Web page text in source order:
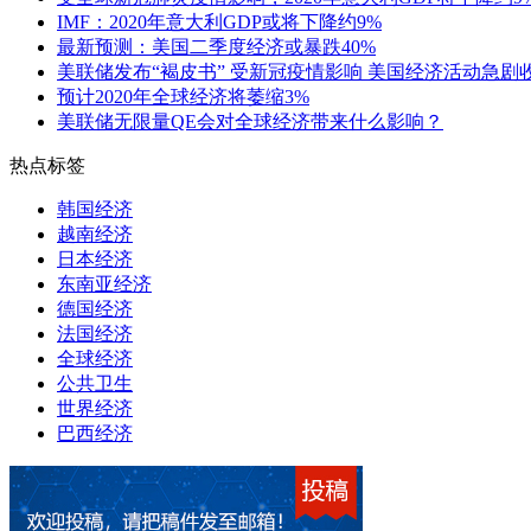
IMF：2020年意大利GDP或将下降约9%
最新预测：美国二季度经济或暴跌40%
美联储发布“褐皮书” 受新冠疫情影响 美国经济活动急剧
预计2020年全球经济将萎缩3%
美联储无限量QE会对全球经济带来什么影响？
热点标签
韩国经济
越南经济
日本经济
东南亚经济
德国经济
法国经济
全球经济
公共卫生
世界经济
巴西经济